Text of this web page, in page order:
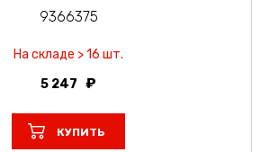
9366375
На складе > 16 шт.
5 247
КУПИТЬ